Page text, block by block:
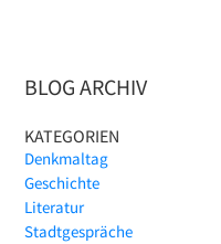
BLOG ARCHIV
KATEGORIEN
Denkmaltag
Geschichte
Literatur
Stadtgespräche